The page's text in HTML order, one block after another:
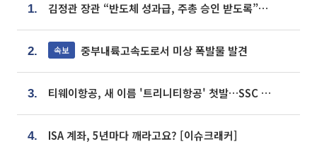
1. 김정관 장관 “반도체 성과급, 주총 승인 받도록”…상법·자본시장법 개정 시사
2. 속보 중부내륙고속도로서 미상 폭발물 발견
3. 티웨이항공, 새 이름 '트리니티항공' 첫발…SSC 전략 본격화
4. ISA 계좌, 5년마다 깨라고요? [이슈크래커]